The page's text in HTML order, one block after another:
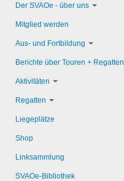
Der SVAOe - über uns
Mitglied werden
Aus- und Fortbildung
Berichte über Touren + Regatten
Aktivitäten
Regatten
Liegeplätze
Shop
Linksammlung
SVAOe-Bibliothek